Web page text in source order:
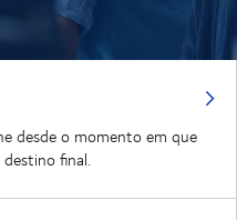
desde o momento em que
final.